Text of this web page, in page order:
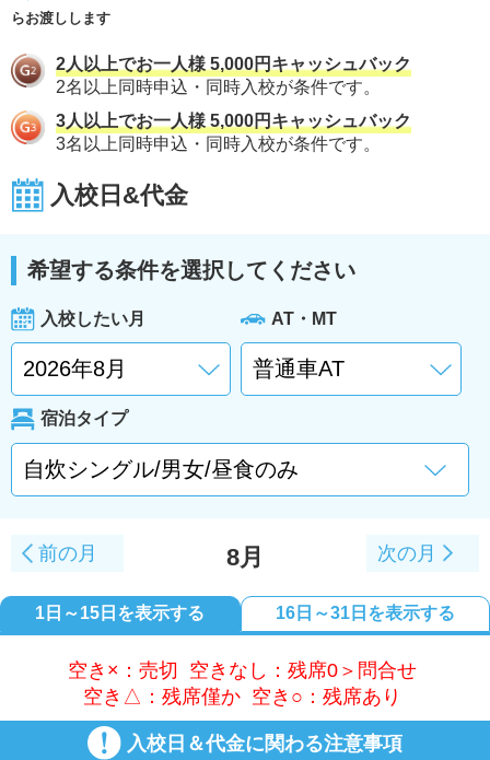
らお渡しします
2人以上でお一人様 5,000円キャッシュバック
2名以上同時申込・同時入校が条件です。
3人以上でお一人様 5,000円キャッシュバック
3名以上同時申込・同時入校が条件です。
入校日&代金
希望する条件を選択してください
入校したい月 AT・MT
宿泊タイプ
前の月 8月 次の月
1日～15日を表示する 16日～31日を表示する
空き×：売切 空きなし：残席0＞問合せ
空き△：残席僅か 空き○：残席あり
入校日＆代金に関わる注意事項